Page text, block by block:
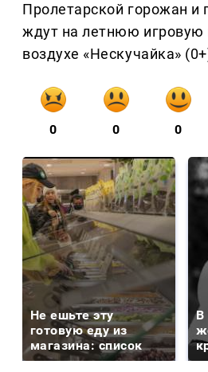
Пролетарской горожан и
ждут на летнюю игровую
воздухе «Нескучайка»
0 0 0
Не ешьте эту
готовую еду из
магазина: список
В